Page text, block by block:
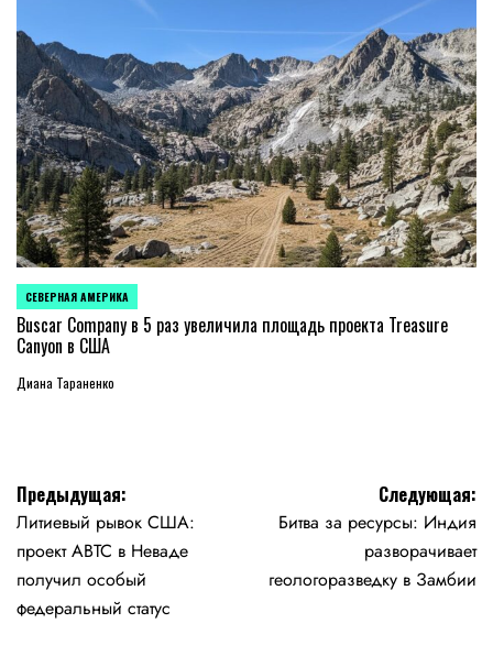
ОПУБЛИКОВАНО
В
СЕВЕРНАЯ АМЕРИКА
Buscar Company в 5 раз увеличила площадь проекта Treasure
Canyon в США
Диана Тараненко
Навигация
по
записям
Предыдущая:
Литиевый рывок США:
проект ABTC в Неваде
получил особый
федеральный статус
Следующая:
Битва за ресурсы: Индия
разворачивает
геологоразведку в Замбии